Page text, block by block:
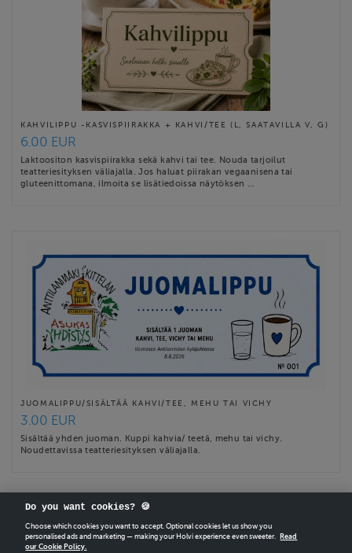
KAHVILIPPU -KASVISPIIRAKKA + KAHVI/TEE (L, SAATAVILLA V, G)
6.00 EUR
Laktoositon kasvispiirakka sekä kahvi tai tee. Nouda tarjoilut
teatteriesityksen väliajalla. Jos haluat piirakan vegaanisena tai
gluteenittomana, ilmoita se lisätiedoissa näytöksen …
JUOMALIPPU/SISÄLTÄÄ KAHVI/TEE, MEHU TAI VICHY
3.00 EUR
Sisältää yhden juoman. Kuppi kahvia/ teetä, mehu tai vichy.
Noudettavissa teatteriesityksen väliajalla.
CREATEYOUR OWN HOLVI ONLINE STORE IN MINUTES.
Do you want cookies? 🍪
Choose which cookies you want to accept. Optional cookies let us show you
personalised ads and marketing — making your Holvi experience even sweeter.
Read
our Cookie Policy.